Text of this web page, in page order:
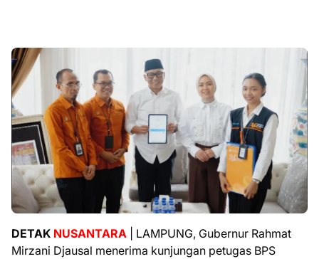
DETAK NUSANTARA | LAMPUNG, Gubernur Rahmat
Mirzani Djausal menerima kunjungan petugas BPS